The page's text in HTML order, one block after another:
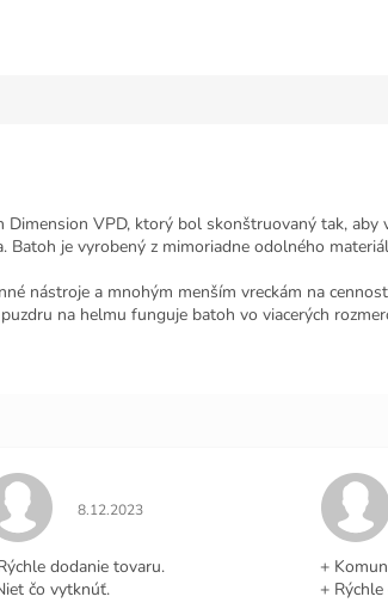
Dimension VPD, ktorý bol skonštruovaný tak,
Batoh je vyrobený z mimoriadne odolného
nástroje a mnohým menším vreckám na
na helmu funguje batoh vo viacerých
Hodnotenie obchodu je 5 z 5 hviezdičiek.
8.12.2023
dodanie tovaru.
čo vytknúť.
+
+